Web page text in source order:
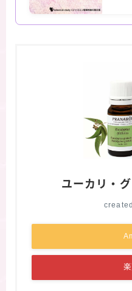
ユーカリ・